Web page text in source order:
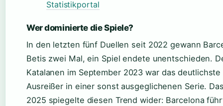
Statistikportal
Wer dominierte die Spiele?
In den letzten fünf Duellen seit 2022 gewann
Betis zwei Mal, ein Spiel endete unentschieden.
Katalanen im September 2023 war das deutlichste
Ausreißer in einer sonst ausgeglichenen Serie.
2025 spiegelte diesen Trend wider: Barcelona